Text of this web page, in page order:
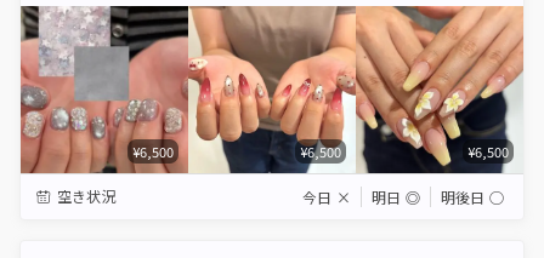
¥6,500 ¥6,500 ¥6,500
空き状況 今日 × 明日 ◎ 明後日 ◯